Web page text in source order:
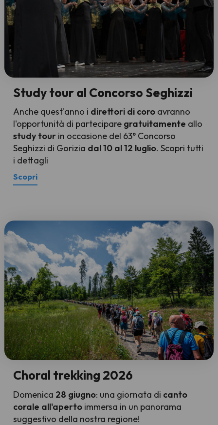
Study tour al Concorso Seghizzi
Anche quest'anno i direttori di coro avranno
l'opportunità di partecipare gratuitamente allo
study tour in occasione del 63° Concorso
Seghizzi di Gorizia dal 10 al 12 luglio. Scopri tutti
i dettagli
Scopri
Choral trekking 2026
Domenica 28 giugno: una giornata di canto
corale all'aperto immersa in un panorama
suggestivo della nostra regione!